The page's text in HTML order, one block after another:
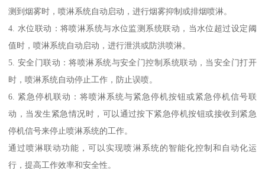
测到烟雾时，喷淋系统自动启动，进行烟雾抑制或排烟喷淋。
4. 水位联动：将喷淋系统与水位监测系统联动，当水位超过设定阈
值时，喷淋系统自动启动，进行泄洪或防洪喷淋。
5. 安全门联动：将喷淋系统与安全门控制系统联动，当安全门打开
时，喷淋系统自动停止工作，防止误喷。
6. 紧急停机联动：将喷淋系统与紧急停机按钮或紧急停机信号联
动，当发生紧急情况时，可以通过按下紧急停机按钮或接收到紧急
停机信号来停止喷淋系统的工作。
通过喷淋联动功能，可以实现喷淋系统的智能化控制和自动化运
行，提高工作效率和安全性。